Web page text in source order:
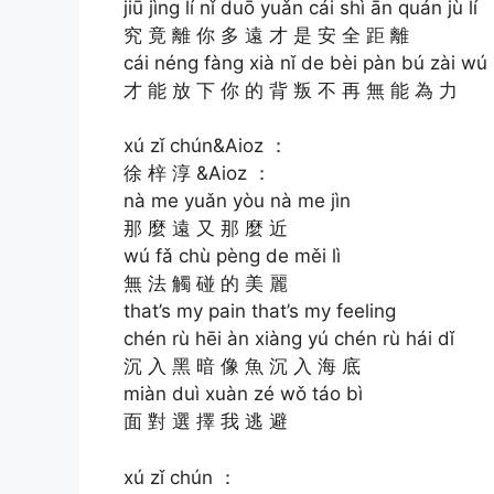
jiū jìng lí nǐ duō yuǎn cái shì ān quán jù lí
究 竟 離 你 多 遠 才 是 安 全 距 離
cái néng fàng xià nǐ de bèi pàn bú zài wú
才 能 放 下 你 的 背 叛 不 再 無 能 為 力
xú zǐ chún&Aioz ：
徐 梓 淳 &Aioz ：
nà me yuǎn yòu nà me jìn
那 麼 遠 又 那 麼 近
wú fǎ chù pèng de měi lì
無 法 觸 碰 的 美 麗
that’s my pain that’s my feeling
chén rù hēi àn xiàng yú chén rù hái dǐ
沉 入 黑 暗 像 魚 沉 入 海 底
miàn duì xuàn zé wǒ táo bì
面 對 選 擇 我 逃 避
xú zǐ chún ：